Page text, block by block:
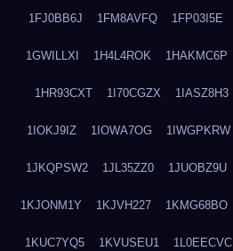
1FJ0BB6J 1FM8AVFQ 1FP03I5E
1GWILLXI 1H4L4ROK 1HAKMC6P
1HR93CXT 1I70CGZX 1IASZ8H3
1IOKJ9IZ 1IOWA7OG 1IWGPKRW
1JKQPSW2 1JL35ZZ0 1JUOBZ9U
1KJONM1Y 1KJVH227 1KMG68BO
1KUC7YQ5 1KVUSEU1 1L0EECVC